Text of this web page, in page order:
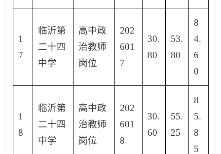
1
7
临沂第
二十四
中学
高中政
治教师
岗位
202
601
7
30.
80
53.
80
8
4.
6
0
1
8
临沂第
二十四
中学
高中政
治教师
岗位
202
601
8
30.
60
55.
25
8
5.
8
5